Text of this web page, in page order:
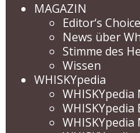
MAGAZIN
Editor‘s Choice
News über
Stimme des
Wissen
WHISKYpedia
WHISKYpedia